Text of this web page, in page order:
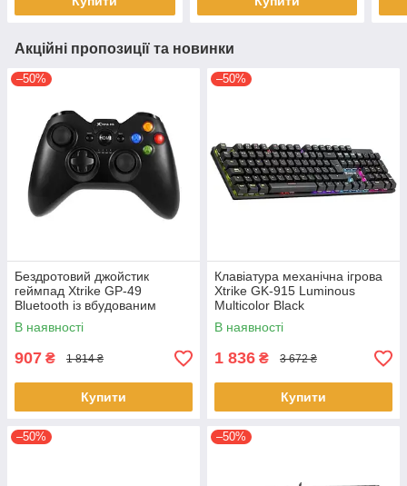
Акційні пропозиції та новинки
–50%
Бездротовий джойстик
геймпад Xtrike GP-49
Bluetooth із вбудованим
акумулятором
В наявності
907 ₴ 1 814 ₴
Купити
–50%
Клавіатура механічна ігрова
Xtrike GK-915 Luminous
Multicolor Black
В наявності
1 836 ₴ 3 672 ₴
Купити
–50% –50%